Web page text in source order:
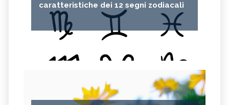
caratteristiche dei 12 segni zodiacali